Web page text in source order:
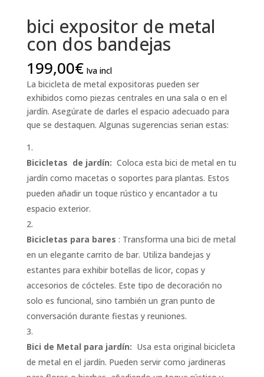
bici expositor de metal
con dos bandejas
199,00€ Iva incl
La bicicleta de metal expositoras pueden ser
exhibidos como piezas centrales en una sala o en el
jardín. Asegúrate de darles el espacio adecuado para
que se destaquen. Algunas sugerencias serian estas:
Bicicletas de jardín: Coloca esta bici de metal en tu
jardín como macetas o soportes para plantas. Estos
pueden añadir un toque rústico y encantador a tu
espacio exterior.
Bicicletas para bares : Transforma una bici de metal
en un elegante carrito de bar. Utiliza bandejas y
estantes para exhibir botellas de licor, copas y
accesorios de cócteles. Este tipo de decoración no
solo es funcional, sino también un gran punto de
conversación durante fiestas y reuniones.
Bici de Metal para jardín: Usa esta original bicicleta
de metal en el jardín. Pueden servir como jardineras